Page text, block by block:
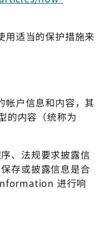
适当的保护措施来
户信息和内容，其
的内容（统称为
、法规要求披露信
存或披露信息是合
进行响